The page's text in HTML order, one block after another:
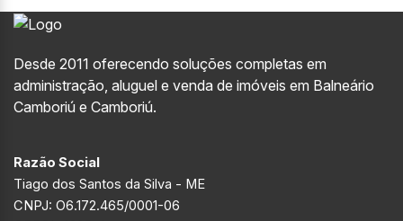
Desde 2011 oferecendo soluções completas em
administração, aluguel e venda de imóveis em Balneário
Camboriú e Camboriú.
Razão Social
Tiago dos Santos da Silva - ME
CNPJ: O6.172.465/0001-06